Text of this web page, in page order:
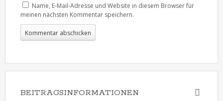
Name, E-Mail-Adresse und Website in diesem Browser für
meinen nächsten Kommentar speichern.
BEITRAGSINFORMATIONEN